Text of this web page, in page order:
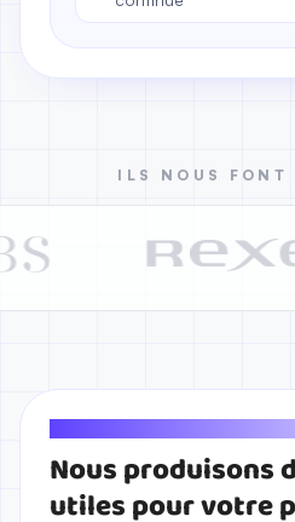
ILS NOUS FONT
Nous produisons
utiles pour votre